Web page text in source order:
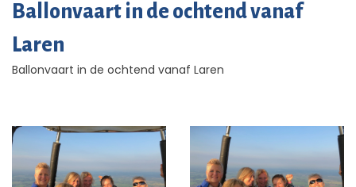
Ballonvaart in de ochtend vanaf
Laren
Ballonvaart in de ochtend vanaf Laren